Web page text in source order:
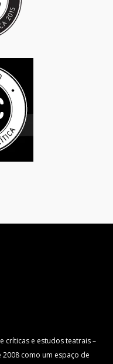
críticas e estudos teatrais –
como um espaço de